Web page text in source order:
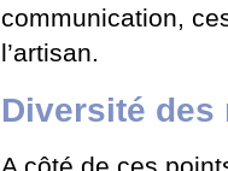
communication,
l’artisan.
Diversité